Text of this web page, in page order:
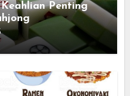
Penting